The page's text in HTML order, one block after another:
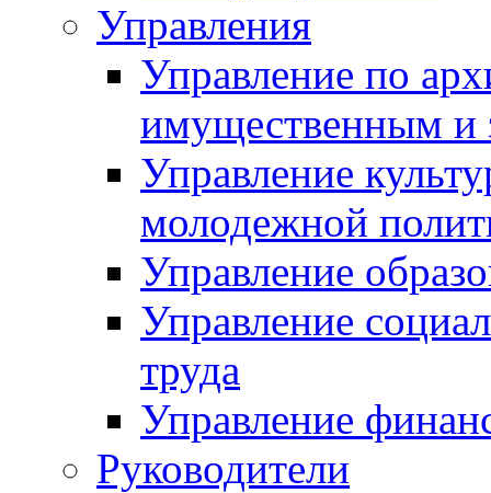
Управления
Управление по
имущественным и
Управление
молодежной
Управление
Управление
труда
Управление
Руководители